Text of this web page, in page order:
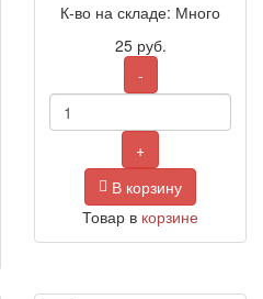
К-во на складе: Много
25 руб.
-
+
В корзину
Товар в корзине